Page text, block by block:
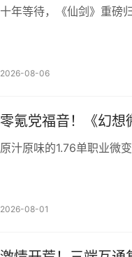
十年等待，《仙剑》重磅
2026-08-06
零氪党福音！《幻想
原汁原味的1.76单职业微
2026-08-01